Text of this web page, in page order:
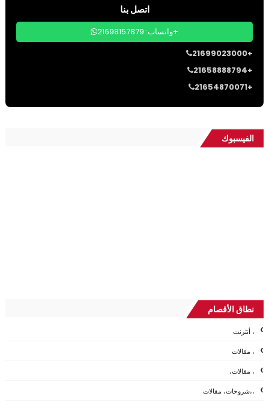
اتصل بنا
واتساب: 21698157879+
21699023000+
21658888794+
21654870071+
الفيسبوك
نطاق الأقصام
، أنترنت
، مقالات
، مقالات،
،،شروحات، مقالات